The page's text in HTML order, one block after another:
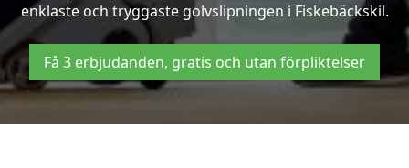
enklaste och tryggaste golvslipningen i Fiskebäckskil.
Få 3 erbjudanden, gratis och utan förpliktelser